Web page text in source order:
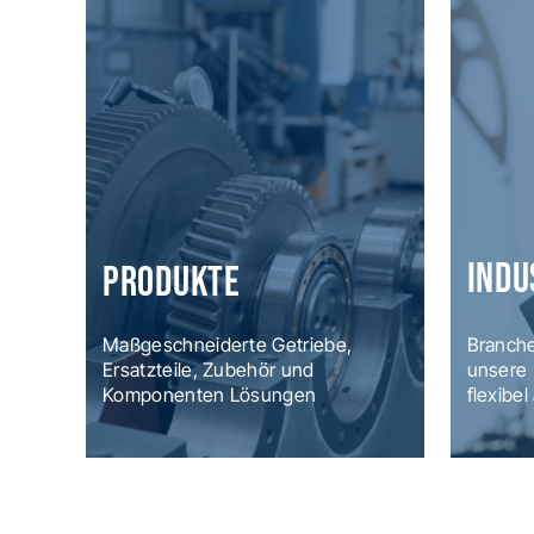
Produkte
Maßgeschneiderte Getriebe,
Ersatzteile, Zubehör und
Komponenten Lösungen
unsere
flexibel